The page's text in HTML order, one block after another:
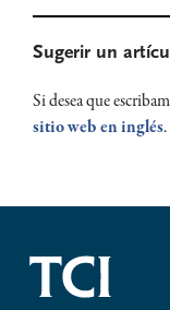
Sidebar
Sugerir un
Si desea que
sitio web en inglés.